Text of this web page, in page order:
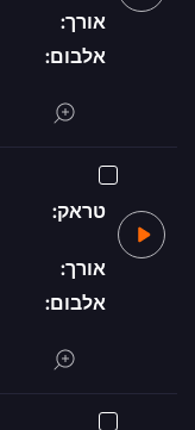
אורך:
אלבום:
טראק:
אורך:
אלבום: